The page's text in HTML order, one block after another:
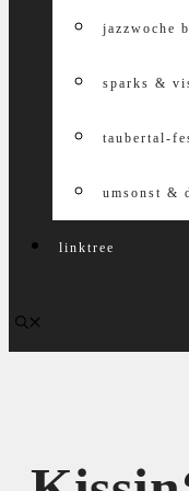
jazzwoche
sparks &
taubertal-
umsonst &
linktree